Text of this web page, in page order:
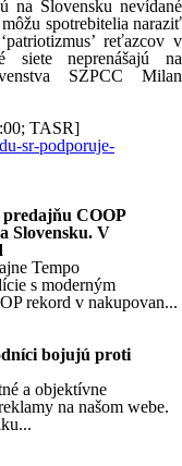
na Slovensku nevídané
spotrebitelia naraziť
reťazcov v
siete neprenášajú na
SZPCC Milan
TASR]
sr-podporuje-
COOP
Slovensku. V
Tempo
s moderným
rekord v nakupovan...
bojujú proti
a objektívne
na našom webe.